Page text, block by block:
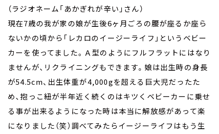
（ラジオネーム「あかぎれが辛い」さん）
現在7歳の我が家の娘が生後6ヶ月ごろの腰が座るか座ら
ないかの頃から「レカロのイージーライフ」というベビー
カーを使ってました。Ａ型のようにフルフラットにはなり
ませんが、リクライニングもできます。娘は出生時の身長
が54.5cm、出生体重が4,000gを超える巨大児だったた
め、抱っこ紐が半年近く続くのはキツくベビーカーに乗せ
る事が出来るようになった時は本当に解放感があって楽
になりました（笑）調べてみたらイージーライフはもう生